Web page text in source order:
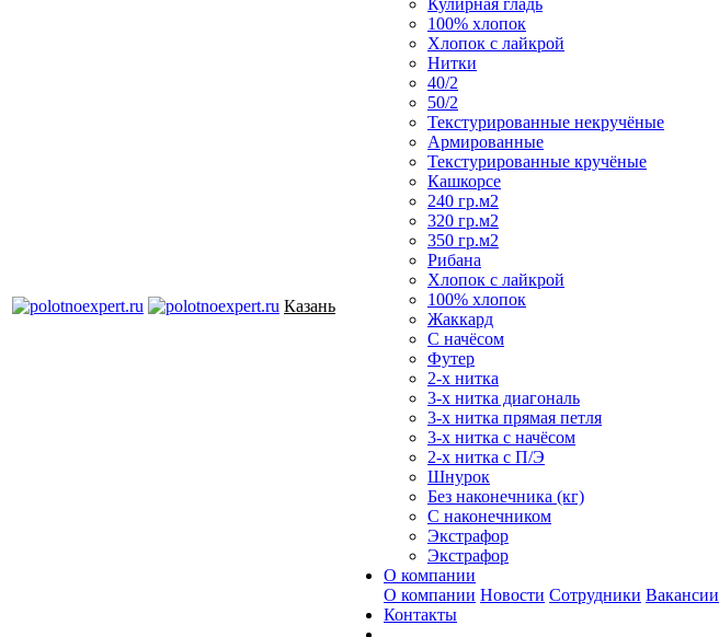
Казань
Кулирная гладь
100% хлопок
Хлопок с лайкрой
Нитки
40/2
50/2
Текстурированные некручёные
Армированные
Текстурированные кручёные
Кашкорсе
240 гр.м2
320 гр.м2
350 гр.м2
Рибана
Хлопок с лайкрой
100% хлопок
Жаккард
С начёсом
Футер
2-х нитка
3-х нитка диагональ
3-х нитка прямая петля
3-х нитка с начёсом
2-х нитка с П/Э
Шнурок
Без наконечника (кг)
С наконечником
Экстрафор
Экстрафор
О компании
О компании Новости Сотрудники Вакансии
Контакты